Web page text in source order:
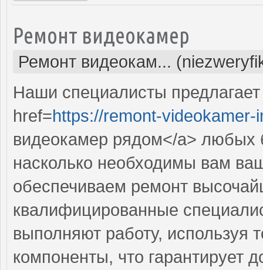
Ремонт видеокамер
Ремонт видеокам...
Наши специалисты
href=https://remont-videokamer-
видеокамер рядом</a>
насколько необходимы вам
обеспечиваем ремонт
квалифицированные
выполняют работу, используя
компоненты, что гарантирует